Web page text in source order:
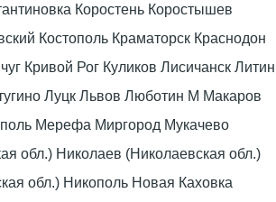
Коростень Коростышев
Костополь Краматорск Краснодон
Кривой Рог Куликов Лисичанск Литин
Луцк Львов Люботин М Макаров
Мерефа Миргород Мукачево
обл.) Николаев (Николаевская обл.)
обл.) Никополь Новая Каховка